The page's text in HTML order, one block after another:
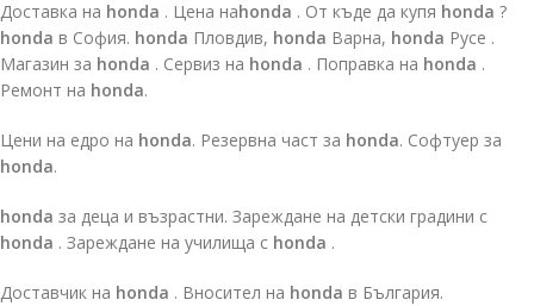
Доставка на honda . Цена наhonda . От къде да купя honda ?
honda в София. honda Пловдив, honda Варна, honda Русе .
Магазин за honda . Сервиз на honda . Поправка на honda .
Ремонт на honda.
Цени на едро на honda. Резервна част за honda. Софтуер за
honda.
honda за деца и възрастни. Зареждане на детски градини с
honda . Зареждане на училища с honda .
Доставчик на honda . Вносител на honda в България.